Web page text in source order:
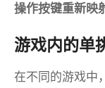
操作按键重新映
游戏内的单
在不同的游戏中